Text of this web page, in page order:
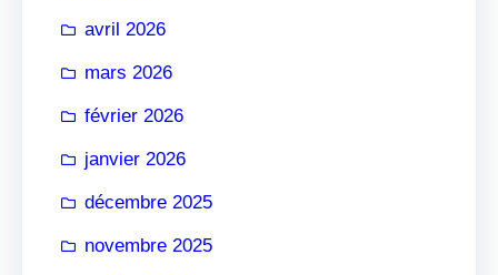
avril 2026
mars 2026
février 2026
janvier 2026
décembre 2025
novembre 2025